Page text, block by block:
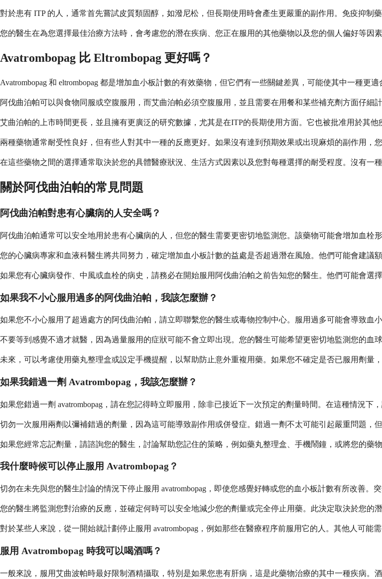
對於患有 ITP 的人，通常首先嘗試皮質類固醇，如潑尼松，但長期使用時會產生更嚴重的副作用。免疫抑制
您的醫生在為您選擇最佳治療方法時，會考慮您的潛在疾病、您正在服用的其他藥物以及您的個人偏好等因素
Avatrombopag 比 Eltrombopag 更好嗎？
Avatrombopag 和 eltrombopag 都是增加血小板計數的有效藥物，但它們有一些關鍵差異，可能使其中一種更適
阿伐曲泊帕可以與食物同服或空腹服用，而艾曲泊帕必須空腹服用，並且需要在用餐和某些補充劑方面仔細
艾曲泊帕的上市時間更長，並且擁有更廣泛的研究數據，尤其是在ITP的長期使用方面。它也被批准用於其他
兩種藥物通常耐受性良好，但有些人對其中一種的反應更好。如果沒有達到預期效果或出現麻煩的副作用，
在這些藥物之間的選擇通常取決於您的具體醫療狀況、生活方式因素以及您對每種選擇的耐受程度。沒有一
關於阿伐曲泊帕的常見問題
阿伐曲泊帕對患有心臟病的人安全嗎？
阿伐曲泊帕通常可以安全地用於患有心臟病的人，但您的醫生需要更密切地監測您。該藥物可能會增加血栓
您的心臟病專家和血液科醫生將共同努力，確定增加血小板計數的益處是否超過潛在風險。他們可能會建議
如果您有心臟病發作、中風或血栓的病史，請務必在開始服用阿伐曲泊帕之前告知您的醫生。他們可能會選
如果我不小心服用過多的阿伐曲泊帕，我該怎麼辦？
如果您不小心服用了超過處方的阿伐曲泊帕，請立即聯繫您的醫生或毒物控制中心。服用過多可能會導致血
不要等到感覺不適才就醫，因為過量服用的症狀可能不會立即出現。您的醫生可能希望更密切地監測您的血
未來，可以考慮使用藥丸整理盒或設定手機提醒，以幫助防止意外重複用藥。如果您不確定是否已服用劑量
如果我錯過一劑 Avatrombopag，我該怎麼辦？
如果您錯過一劑 avatrombopag，請在您記得時立即服用，除非已接近下一次預定的劑量時間。在這種情況下
切勿一次服用兩劑以彌補錯過的劑量，因為這可能導致副作用或併發症。錯過一劑不太可能引起嚴重問題，
如果您經常忘記劑量，請諮詢您的醫生，討論幫助您記住的策略，例如藥丸整理盒、手機鬧鐘，或將您的藥
我什麼時候可以停止服用 Avatrombopag？
切勿在未先與您的醫生討論的情況下停止服用 avatrombopag，即使您感覺好轉或您的血小板計數有所改善。
您的醫生將監測您對治療的反應，並確定何時可以安全地減少您的劑量或完全停止用藥。此決定取決於您的
對於某些人來說，從一開始就計劃停止服用 avatrombopag，例如那些在醫療程序前服用它的人。其他人可能
服用 Avatrombopag 時我可以喝酒嗎？
一般來說，服用艾曲波帕時最好限制酒精攝取，特別是如果您患有肝病，這是此藥物治療的其中一種疾病。